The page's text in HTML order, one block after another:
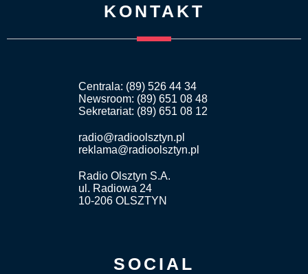
KONTAKT
Centrala: (89) 526 44 34
Newsroom: (89) 651 08 48
Sekretariat: (89) 651 08 12
radio@radioolsztyn.pl
reklama@radioolsztyn.pl
Radio Olsztyn S.A.
ul. Radiowa 24
10-206 OLSZTYN
SOCIAL